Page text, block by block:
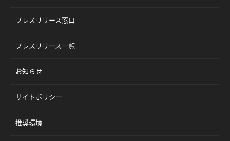
プレスリリース窓口
プレスリリース一覧
お知らせ
サイトポリシー
推奨環境